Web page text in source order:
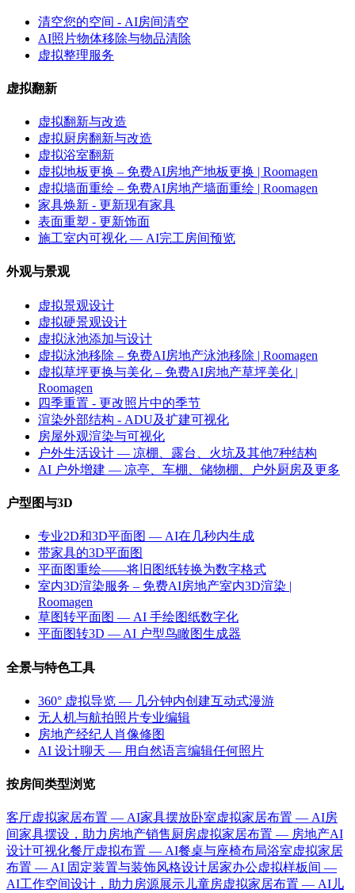
清空您的空间 - AI房间清空
AI照片物体移除与物品清除
虚拟整理服务
虚拟翻新
虚拟翻新与改造
虚拟厨房翻新与改造
虚拟浴室翻新
虚拟地板更换 – 免费AI房地产地板更换 | Roomagen
虚拟墙面重绘 – 免费AI房地产墙面重绘 | Roomagen
家具焕新 - 更新现有家具
表面重塑 - 更新饰面
施工室内可视化 — AI完工房间预览
外观与景观
虚拟景观设计
虚拟硬景观设计
虚拟泳池添加与设计
虚拟泳池移除 – 免费AI房地产泳池移除 | Roomagen
虚拟草坪更换与美化 – 免费AI房地产草坪美化 |
Roomagen
四季重置 - 更改照片中的季节
渲染外部结构 - ADU及扩建可视化
房屋外观渲染与可视化
户外生活设计 — 凉棚、露台、火坑及其他7种结构
AI 户外增建 — 凉亭、车棚、储物棚、户外厨房及更多
户型图与3D
专业2D和3D平面图 — AI在几秒内生成
带家具的3D平面图
平面图重绘——将旧图纸转换为数字格式
室内3D渲染服务 – 免费AI房地产室内3D渲染 |
Roomagen
草图转平面图 — AI 手绘图纸数字化
平面图转3D — AI 户型鸟瞰图生成器
全景与特色工具
360° 虚拟导览 — 几分钟内创建互动式漫游
无人机与航拍照片专业编辑
房地产经纪人肖像修图
AI 设计聊天 — 用自然语言编辑任何照片
按房间类型浏览
客厅虚拟家居布置 — AI家具摆放卧室虚拟家居布置 — AI房
间家具摆设，助力房地产销售 厨房虚拟家居布置 — 房地产AI
设计可视化餐厅虚拟布置 — AI餐桌与座椅布局浴室虚拟家居
布置 — AI 固定装置与装饰风格设计居家办公虚拟样板间 —
AI工作空间设计，助力房源展示 儿童房虚拟家居布置 — AI儿